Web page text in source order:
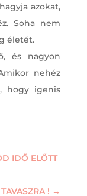
azokat,
Soha nem
életét.
és nagyon
nehéz
hogy igenis
IDŐ ELŐTT
! →